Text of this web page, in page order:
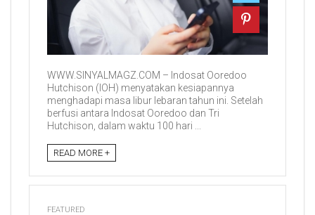
WWW.SINYALMAGZ.COM – Indosat Ooredoo
Hutchison (IOH) menyatakan kesiapannya
menghadapi masa libur lebaran tahun ini. Setelah
berfusi antara Indosat Ooredoo dan Tri
Hutchison, dalam waktu 100 hari ...
READ MORE +
FEATURED